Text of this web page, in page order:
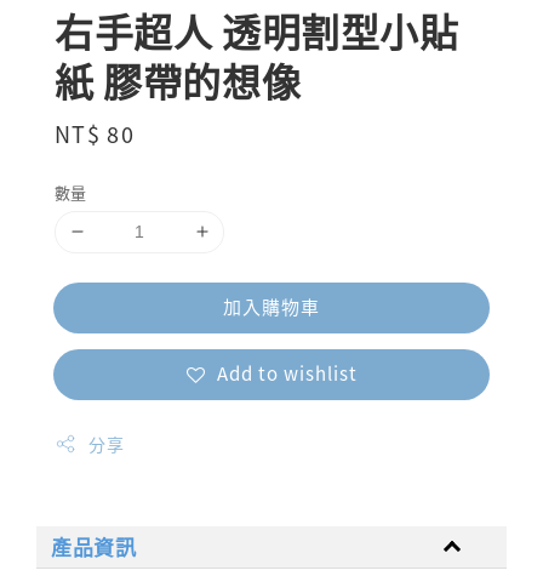
右手超人 透明割型小貼
紙 膠帶的想像
Regular
NT$ 80
數量
加入購物車
Add to wishlist
分享
產品資訊